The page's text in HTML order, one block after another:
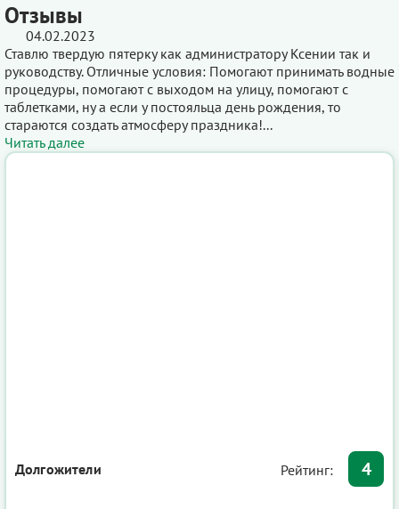
Отзывы
04.02.2023
Ставлю твердую пятерку как администратору Ксении так и
руководству. Отличные условия: Помогают принимать водные
процедуры, помогают с выходом на улицу, помогают с
таблетками, ну а если у постояльца день рождения, то
стараются создать атмосферу праздника!...
Читать далее
Долгожители Рейтинг: 4